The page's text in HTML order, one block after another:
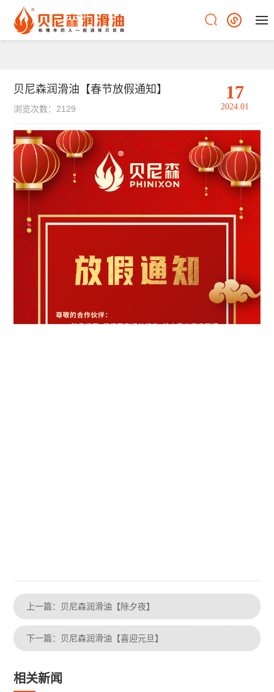
贝尼森润滑油【春节放假通知】 17
2024.01
浏览次数：2129
上一篇：贝尼森润滑油【除夕夜】
下一篇：贝尼森润滑油【喜迎元旦】
相关新闻